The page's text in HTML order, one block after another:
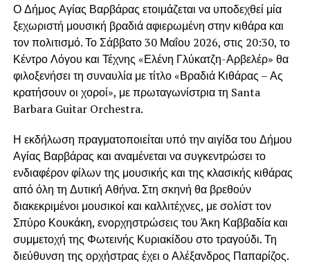
Ο Δήμος Αγίας Βαρβάρας ετοιμάζεται να υποδεχθεί μία
ξεχωριστή μουσική βραδιά αφιερωμένη στην κιθάρα και
τον πολιτισμό. Το Σάββατο 30 Μαΐου 2026, στις 20:30, το
Κέντρο Λόγου και Τέχνης «Ελένη Γλύκατζη-Αρβελέρ» θα
φιλοξενήσει τη συναυλία με τίτλο «Βραδιά Κιθάρας – Ας
κρατήσουν οι χοροί», με πρωταγωνίστρια τη Santa
Barbara Guitar Orchestra.
Η εκδήλωση πραγματοποιείται υπό την αιγίδα του Δήμου
Αγίας Βαρβάρας και αναμένεται να συγκεντρώσει το
ενδιαφέρον φίλων της μουσικής και της κλασικής κιθάρας
από όλη τη Δυτική Αθήνα. Στη σκηνή θα βρεθούν
διακεκριμένοι μουσικοί και καλλιτέχνες, με σολίστ τον
Σπύρο Κουκάκη, ενορχηστρώσεις του Άκη Καββαδία και
συμμετοχή της Φωτεινής Κυριακίδου στο τραγούδι. Τη
διεύθυνση της ορχήστρας έχει ο Αλέξανδρος Παπαρίζος.